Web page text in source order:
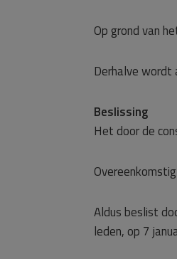
Op grond van
Derhalve
Beslissing
Het door de
Aldus beslist
leden, op 7